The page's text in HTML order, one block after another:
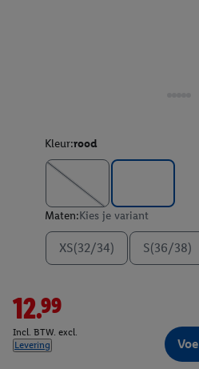
Kleur:rood
Maten:Kies je variant
XS(32/34) S(36/38)
12.99
Incl. BTW. excl.
Levering